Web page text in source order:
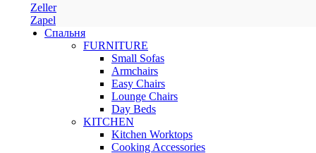
Zeller
Zapel
Спальня
FURNITURE
Small Sofas
Armchairs
Easy Chairs
Lounge Chairs
Day Beds
KITCHEN
Kitchen Worktops
Cooking Accessories